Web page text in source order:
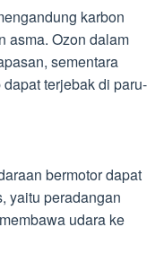
karbon
asma. Ozon dalam
sementara
terjebak di paru-
bermotor dapat
yaitu peradangan
udara ke